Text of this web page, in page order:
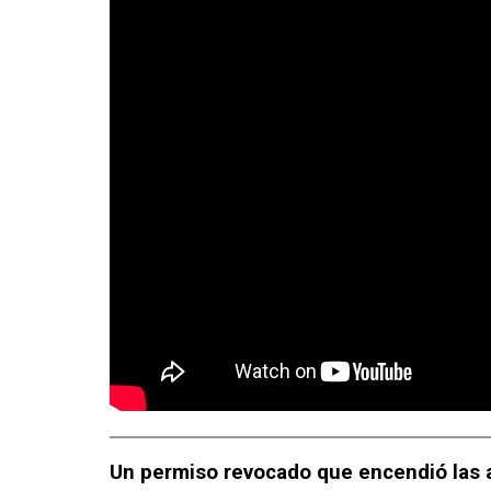
Un permiso revocado que encendió las